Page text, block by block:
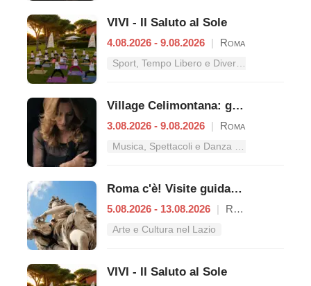
VIVI - Il Saluto al Sole
4.08.2026 - 9.08.2026 | Roma
Village Celimontana: gli appuntamenti dal 3 al 9 agosto
3.08.2026 - 9.08.2026 | Roma
Roma c'è! Visite guidate (anche per bambini) dal 5 al 13 agosto 2026
5.08.2026 - 13.08.2026 | Roma
Arte e Cultura nel Lazio
VIVI - Il Saluto al Sole